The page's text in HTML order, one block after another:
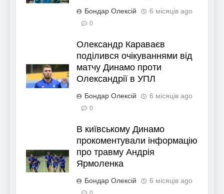
Бондар Олексій 6 місяців ago
0
Олександр Караваєв
поділився очікуваннями від
матчу Динамо проти
Олександрії в УПЛ
Бондар Олексій 6 місяців ago
0
В київському Динамо
прокоментували інформацію
про травму Андрія
Ярмоленка
Бондар Олексій 6 місяців ago